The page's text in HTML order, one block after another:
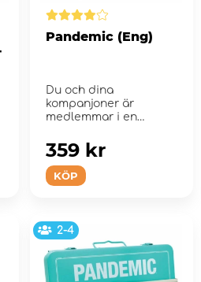
Pandemic (Eng)
Du och dina
kompanjoner är
medlemmar i en
KÖP
359 kr
2-4